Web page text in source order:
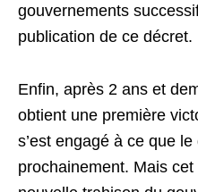
gouvernements
publication de ce décret.
Enfin, après 2 ans et
obtient une première
s’est engagé à ce que
prochainement. Mais